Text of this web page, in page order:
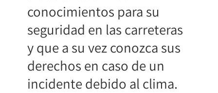
conocimientos para su
seguridad en las carreteras
y que a su vez conozca sus
derechos en caso de un
incidente debido al clima.